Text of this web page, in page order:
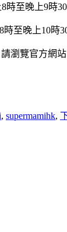
時至晚上9時
時至晚上10時
請瀏覽官方網站
, supermamihk,